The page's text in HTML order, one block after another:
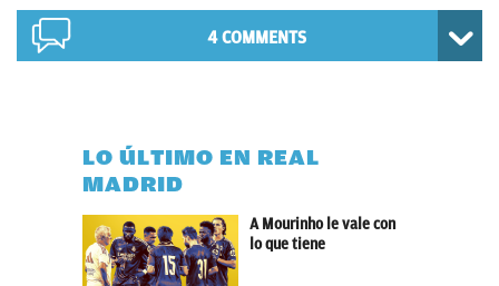
4 COMMENTS
LO ÚLTIMO EN REAL
MADRID
A Mourinho le vale con
lo que tiene